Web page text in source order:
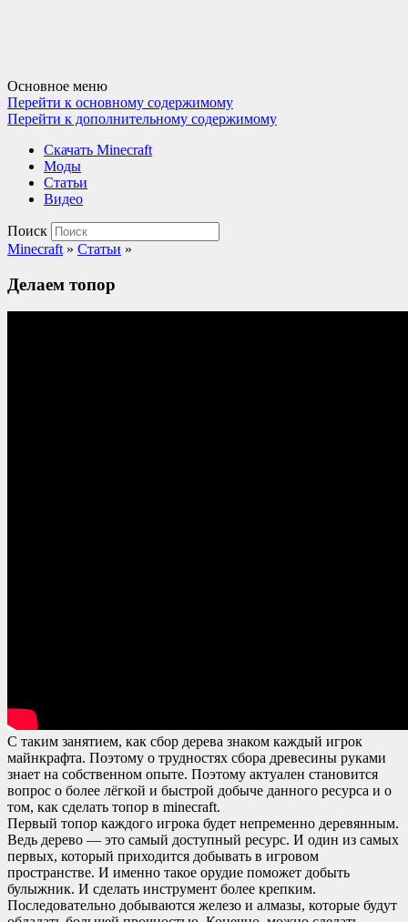
Основное меню
Перейти к основному содержимому
Перейти к дополнительному содержимому
Cкачать Minecraft
Моды
Статьи
Видео
Поиск
Minecraft » Статьи »
Делаем топор
С таким занятием, как сбор дерева знаком каждый игрок
майнкрафта. Поэтому о трудностях сбора древесины руками
знает на собственном опыте. Поэтому актуален становится
вопрос о более лёгкой и быстрой добыче данного ресурса и о
том, как сделать топор в minecraft.
Первый топор каждого игрока будет непременно деревянным.
Ведь дерево — это самый доступный ресурс. И один из самых
первых, который приходится добывать в игровом
пространстве. И именно такое орудие поможет добыть
булыжник. И сделать инструмент более крепким.
Последовательно добываются железо и алмазы, которые будут